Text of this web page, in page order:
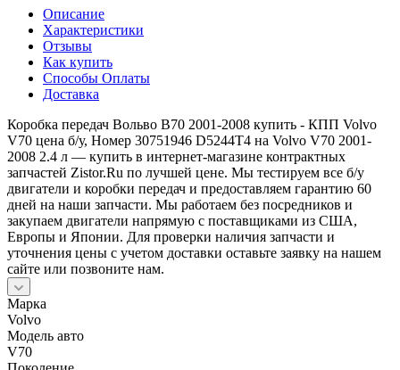
Описание
Характеристики
Отзывы
Как купить
Способы Оплаты
Доставка
Коробка передач Вольво В70 2001-2008 купить - КПП Volvo
V70 цена б/у, Номер 30751946 D5244T4 на Volvo V70 2001-
2008 2.4 л — купить в интернет-магазине контрактных
запчастей Zistor.Ru по лучшей цене. Мы тестируем все б/у
двигатели и коробки передач и предоставляем гарантию 60
дней на наши запчасти. Мы работаем без посредников и
закупаем двигатели напрямую с поставщиками из США,
Европы и Японии. Для проверки наличия запчасти и
уточнения цены с учетом доставки оставьте заявку на нашем
сайте или позвоните нам.
Марка
Volvo
Модель авто
V70